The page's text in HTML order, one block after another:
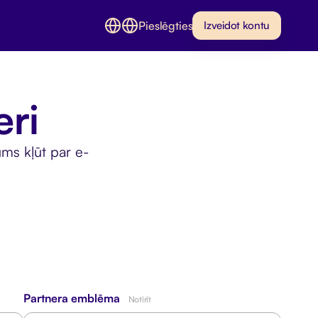
Pieslēgties Izveidot kontu
kļūt par e-
Partnera emblēma Notīrīt